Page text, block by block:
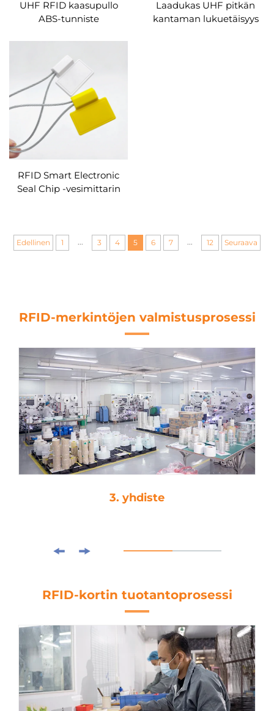
UHF RFID kaasupullo
ABS-tunniste
näyte kaasupullon
käyttöön tietueiden
hallinta
Laadukas UHF pitkän
kantaman lukuetäisyys
RFID Smart Electronic
Seal Chip -vesimittarin
Edellinen 1 3 4 5 6 7 12 Seuraava
RFID-merkintöjen valmistusprosessi
3. yhdiste
RFID-kortin tuotantoprosessi